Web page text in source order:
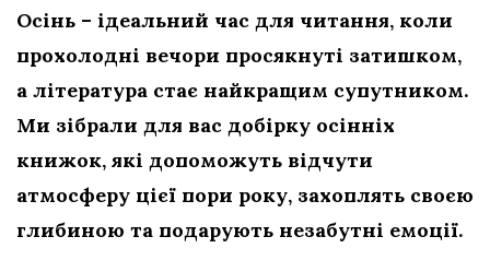
Осінь – ідеальний час для читання, коли
прохолодні вечори просякнуті затишком,
а література стає найкращим супутником.
Ми зібрали для вас добірку осінніх
книжок, які допоможуть відчути
атмосферу цієї пори року, захоплять своєю
глибиною та подарують незабутні емоції.